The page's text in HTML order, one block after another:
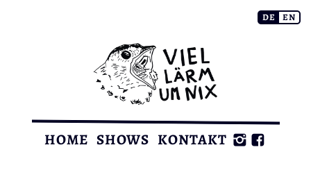
HOME SHOWS KONTAKT
DE EN